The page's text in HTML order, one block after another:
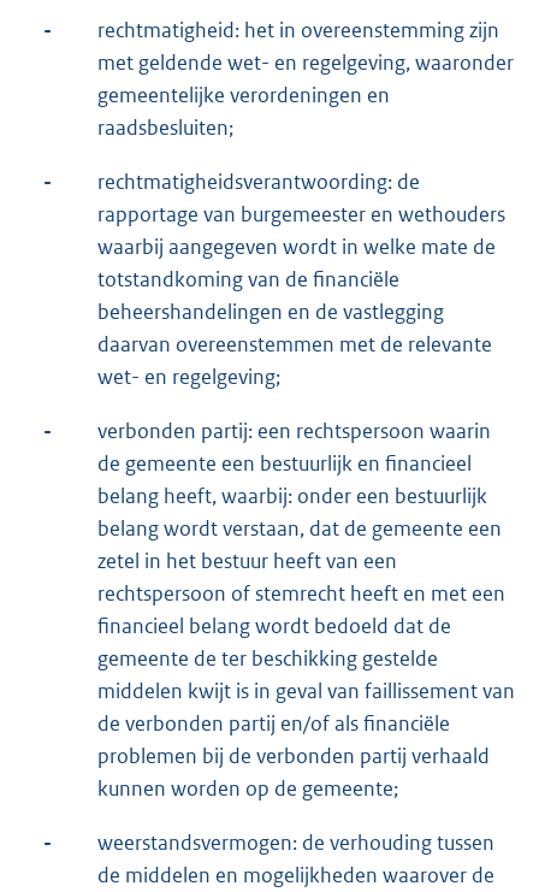
-
rechtmatigheid: het in overeenstemming zijn
met geldende wet- en regelgeving, waaronder
gemeentelijke verordeningen en
raadsbesluiten;
-
rechtmatigheidsverantwoording: de
rapportage van burgemeester en wethouders
waarbij aangegeven wordt in welke mate de
totstandkoming van de financiële
beheershandelingen en de vastlegging
daarvan overeenstemmen met de relevante
wet- en regelgeving;
-
verbonden partij: een rechtspersoon waarin
de gemeente een bestuurlijk en financieel
belang heeft, waarbij: onder een bestuurlijk
belang wordt verstaan, dat de gemeente een
zetel in het bestuur heeft van een
rechtspersoon of stemrecht heeft en met een
financieel belang wordt bedoeld dat de
gemeente de ter beschikking gestelde
middelen kwijt is in geval van faillissement van
de verbonden partij en/of als financiële
problemen bij de verbonden partij verhaald
kunnen worden op de gemeente;
-
weerstandsvermogen: de verhouding tussen
de middelen en mogelijkheden waarover de